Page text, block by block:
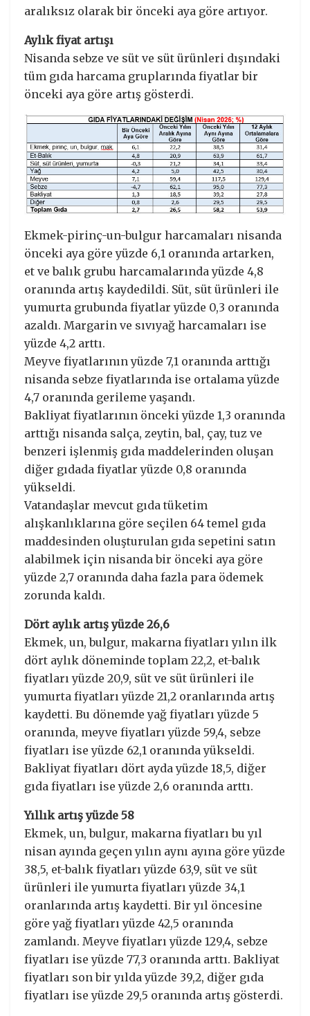
aralıksız olarak bir önceki aya göre artıyor.
Aylık fiyat artışı
Nisanda sebze ve süt ve süt ürünleri dışındaki
tüm gıda harcama gruplarında fiyatlar bir
önceki aya göre artış gösterdi.
Ekmek-pirinç-un-bulgur harcamaları nisanda
önceki aya göre yüzde 6,1 oranında artarken,
et ve balık grubu harcamalarında yüzde 4,8
oranında artış kaydedildi. Süt, süt ürünleri ile
yumurta grubunda fiyatlar yüzde 0,3 oranında
azaldı. Margarin ve sıvıyağ harcamaları ise
yüzde 4,2 arttı.
Meyve fiyatlarının yüzde 7,1 oranında arttığı
nisanda sebze fiyatlarında ise ortalama yüzde
4,7 oranında gerileme yaşandı.
Bakliyat fiyatlarının önceki yüzde 1,3 oranında
arttığı nisanda salça, zeytin, bal, çay, tuz ve
benzeri işlenmiş gıda maddelerinden oluşan
diğer gıdada fiyatlar yüzde 0,8 oranında
yükseldi.
Vatandaşlar mevcut gıda tüketim
alışkanlıklarına göre seçilen 64 temel gıda
maddesinden oluşturulan gıda sepetini satın
alabilmek için nisanda bir önceki aya göre
yüzde 2,7 oranında daha fazla para ödemek
zorunda kaldı.
Dört aylık artış yüzde 26,6
Ekmek, un, bulgur, makarna fiyatları yılın ilk
dört aylık döneminde toplam 22,2, et-balık
fiyatları yüzde 20,9, süt ve süt ürünleri ile
yumurta fiyatları yüzde 21,2 oranlarında artış
kaydetti. Bu dönemde yağ fiyatları yüzde 5
oranında, meyve fiyatları yüzde 59,4, sebze
fiyatları ise yüzde 62,1 oranında yükseldi.
Bakliyat fiyatları dört ayda yüzde 18,5, diğer
gıda fiyatları ise yüzde 2,6 oranında arttı.
Yıllık artış yüzde 58
Ekmek, un, bulgur, makarna fiyatları bu yıl
nisan ayında geçen yılın aynı ayına göre yüzde
38,5, et-balık fiyatları yüzde 63,9, süt ve süt
ürünleri ile yumurta fiyatları yüzde 34,1
oranlarında artış kaydetti. Bir yıl öncesine
göre yağ fiyatları yüzde 42,5 oranında
zamlandı. Meyve fiyatları yüzde 129,4, sebze
fiyatları ise yüzde 77,3 oranında arttı. Bakliyat
fiyatları son bir yılda yüzde 39,2, diğer gıda
fiyatları ise yüzde 29,5 oranında artış gösterdi.